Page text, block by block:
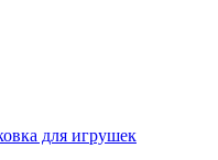
для игрушек